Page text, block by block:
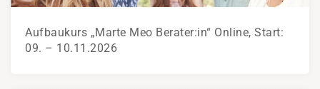
Aufbaukurs „Marte Meo Berater:in“ Online, Start:
09. – 10.11.2026